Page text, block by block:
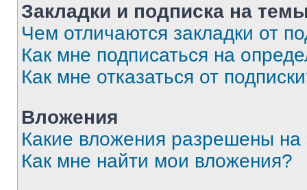
Закладки и подписка на
Чем отличаются закладки от
Как мне подписаться на
Как мне отказаться от
Вложения
Какие вложения разрешены
Как мне найти мои вложения?